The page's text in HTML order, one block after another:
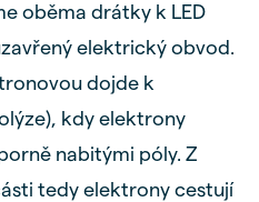
oběma drátky k LED
elektrický obvod.
dojde k
kdy elektrony
nabitými póly. Z
tedy elektrony cestují